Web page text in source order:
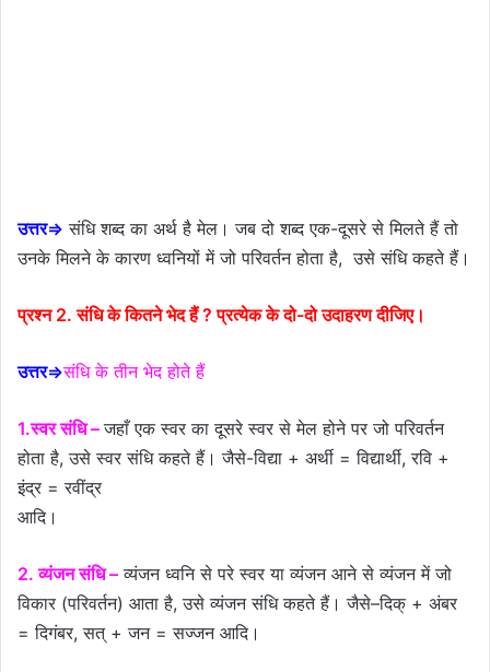
उत्तर⇒ संधि शब्द का अर्थ है मेल। जब दो शब्द एक-दूसरे से मिलते हैं तो
उनके मिलने के कारण ध्वनियों में जो परिवर्तन होता है, उसे संधि कहते हैं।
प्रश्न 2. संधि के कितने भेद हैं ? प्रत्येक के दो-दो उदाहरण दीजिए।
उत्तर⇒संधि के तीन भेद होते हैं
1.स्वर संधि – जहाँ एक स्वर का दूसरे स्वर से मेल होने पर जो परिवर्तन
होता है, उसे स्वर संधि कहते हैं। जैसे-विद्या + अर्थी = विद्यार्थी, रवि +
इंद्र = रवींद्र
आदि।
2. व्यंजन संधि – व्यंजन ध्वनि से परे स्वर या व्यंजन आने से व्यंजन में जो
विकार (परिवर्तन) आता है, उसे व्यंजन संधि कहते हैं। जैसे–दिक् + अंबर
= दिगंबर, सत् + जन = सज्जन आदि।